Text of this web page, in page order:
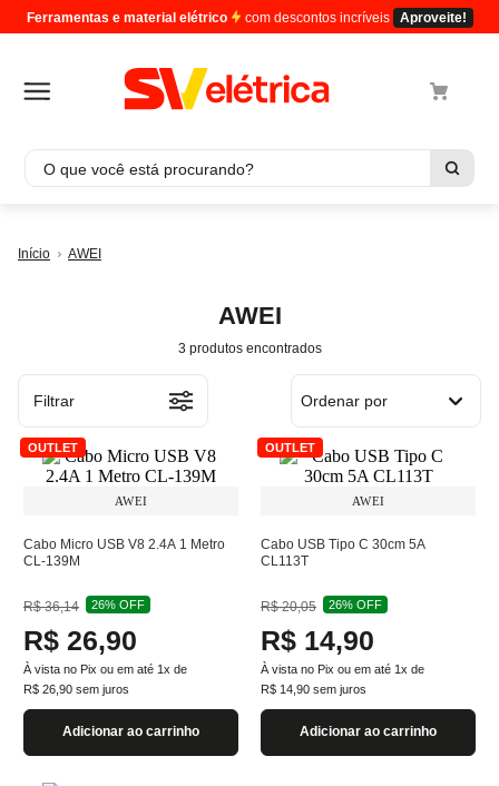
Ferramentas e material elétrico com descontos incríveis Aproveite!
O que você está procurando?
AWEI
AWEI
3 produtos
Ordenar por
Filtrar
OUTLET
AWEI
Cabo Micro USB V8 2.4A 1 Metro
CL-139M
R$ 36,14 26% OFF
R$ 26,90
À vista no Pix ou em até 1x de
R$ 26 90 sem juros
Adicionar ao carrinho
OUTLET
AWEI
Cabo USB Tipo C 30cm 5A
CL113T
R$ 20,05 26% OFF
R$ 14,90
À vista no Pix ou em até 1x de
R$ 14 90 sem juros
Adicionar ao carrinho
1º cabo
5º